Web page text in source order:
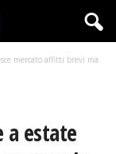
mercato affitti brevi ma
a estate